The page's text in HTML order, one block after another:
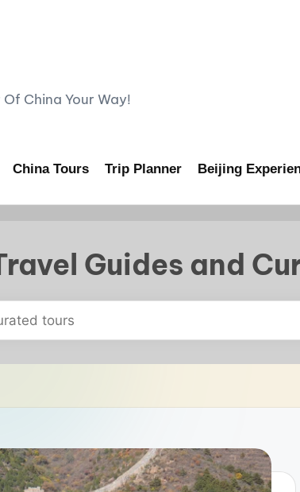
Of China Your Way!
China Tours Trip Planner Beijing
Guides and